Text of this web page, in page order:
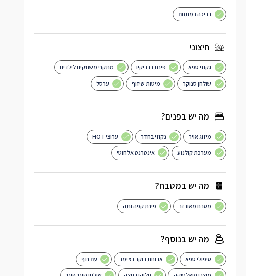
בריכה במתחם
חיצוני
גקוזי ספא פינת ברביקיו מתקני משחקים לילדים
שולחן סנוקר מיטות שיזוף ערסל
מה יש בפנים?
מיזוג אויר גקוזי בחדר ערוצי HOT
מערכת קולנוע אינטרנט אלחוטי
מה יש במטבח?
מטבח מאובזר פינת קפה ותה
מה יש בנוסף?
טיפולי ספא ארוחת בוקר בצימר עם נוף